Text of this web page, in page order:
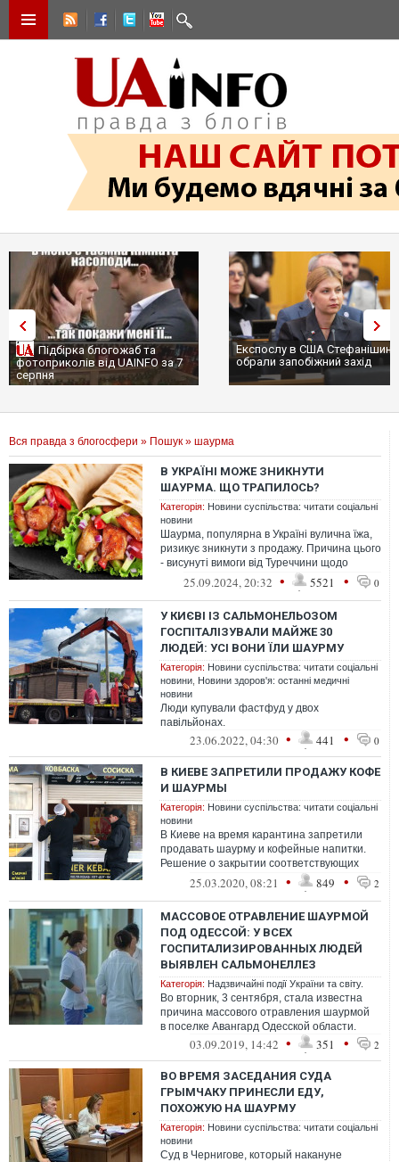
Підбірка блогожаб та
фотоприколів від UAINFO за 7
серпня
Експослу в США
обрали запобіжний захід
Вся правда з блогосфери » Пошук » шаурма
В УКРАЇНІ МОЖЕ ЗНИКНУТИ
ШАУРМА. ЩО ТРАПИЛОСЬ?
Категорія: Новини суспільства: читати соціальні
новини
Шаурма, популярна в Україні вулична їжа,
ризикує зникнути з продажу. Причина цього
- висунуті вимоги від Туреччини щодо
страви та технології її пригот...
25.09.2024, 20:32 • 5521 • 0
У КИЄВІ ІЗ САЛЬМОНЕЛЬОЗОМ
ГОСПІТАЛІЗУВАЛИ МАЙЖЕ 30
ЛЮДЕЙ: УСІ ВОНИ ЇЛИ ШАУРМУ
Категорія: Новини суспільства: читати соціальні
новини Новини здоров'я: останні медичні
новини
Люди купували фастфуд у двох
павільйонах.
23.06.2022, 04:30 • 441 • 0
В КИЕВЕ ЗАПРЕТИЛИ ПРОДАЖУ КОФЕ
И ШАУРМЫ
Категорія: Новини суспільства: читати соціальні
новини
В Киеве на время карантина запретили
продавать шаурму и кофейные напитки.
Решение о закрытии соответствующих
МАФов приняла комиссия по вопросам
25.03.2020, 08:21 • 849 • 2
МАССОВОЕ ОТРАВЛЕНИЕ ШАУРМОЙ
ПОД ОДЕССОЙ: У ВСЕХ
ГОСПИТАЛИЗИРОВАННЫХ ЛЮДЕЙ
ВЫЯВЛЕН САЛЬМОНЕЛЛЕЗ
Категорія: Надзвичайні події України та світу.
Во вторник, 3 сентября, стала известна
причина массового отравления шаурмой
в поселке Авангард Одесской области.
03.09.2019, 14:42 • 351 • 2
ВО ВРЕМЯ ЗАСЕДАНИЯ СУДА
ГРЫМЧАКУ ПРИНЕСЛИ ЕДУ,
ПОХОЖУЮ НА ШАУРМУ
Категорія: Новини суспільства: читати соціальні
новини
Суд в Чернигове, который накануне